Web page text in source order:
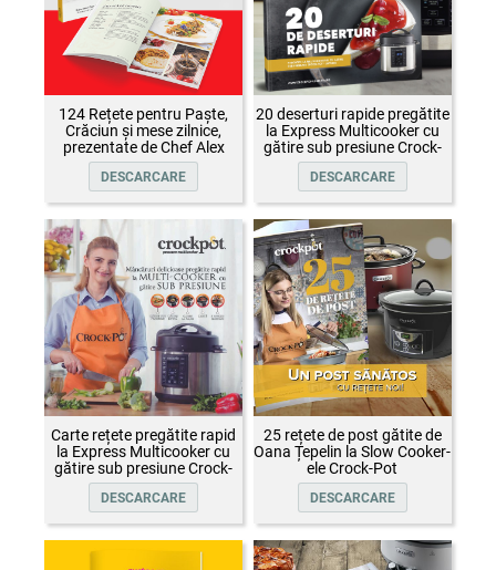
124 Rețete pentru Paște,
Crăciun și mese zilnice,
prezentate de Chef Alex
Cîrțu și invitații săi
DESCARCARE
20 deserturi rapide pregătite
la Express Multicooker cu
gătire sub presiune Crock-
Pot
DESCARCARE
Carte rețete pregătite rapid
la Express Multicooker cu
gătire sub presiune Crock-
Pot
DESCARCARE
25 rețete de post gătite de
Oana Țepelin la Slow Cooker-
ele Crock-Pot
DESCARCARE